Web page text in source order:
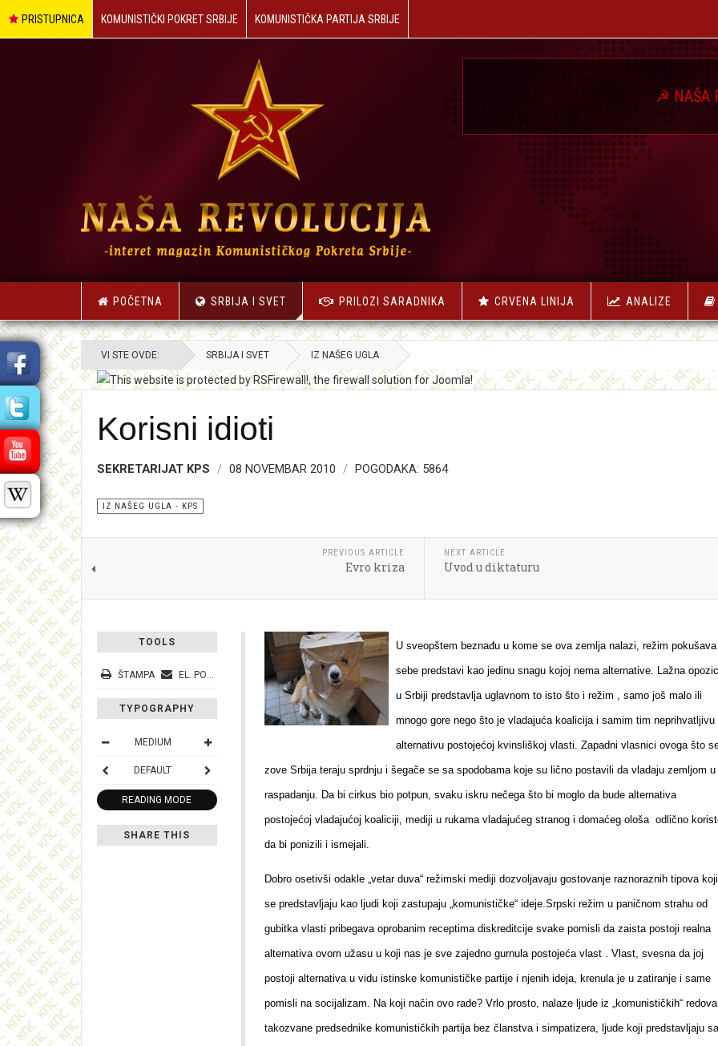
PRISTUPNICA KOMUNISTIČKI POKRET SRBIJE KOMUNISTIČKA PARTIJA SRBIJE
NAŠA
POČETNA SRBIJA I SVET PRILOZI SARADNIKA CRVENA LINIJA ANALIZE
VI STE OVDE: SRBIJA I SVET IZ NAŠEG UGLA
Korisni idioti
SEKRETARIJAT KPS 08 NOVEMBAR 2010 POGODAKA: 5864
IZ NAŠEG UGLA - KPS
PREVIOUS ARTICLE
Evro kriza
NEXT ARTICLE
Uvod u diktaturu
TOOLS
ŠTAMPA EL. POŠTA
TYPOGRAPHY
MEDIUM
DEFAULT
READING MODE
SHARE THIS
U sveopštem beznađu u kome se ova zemlja nalazi, režim pokušava
sebe predstavi kao jedinu snagu kojoj nema alternative. Lažna
u Srbiji predstavlja uglavnom to isto što i režim , samo još malo ili
mnogo gore nego što je vladajuća koalicija i samim tim neprihvatljivu
alternativu postojećoj kvinsliškoj vlasti. Zapadni vlasnici ovoga što
zove Srbija teraju sprdnju i šegače se sa spodobama koje su lično postavili da vladaju zemljom u
raspadanju. Da bi cirkus bio potpun, svaku iskru nečega što bi moglo da bude alternativa
postojećoj vladajućoj koaliciji, mediji u rukama vladajućeg stranog i domaćeg ološa odlično
da bi ponizili i ismejali.
Dobro osetivši odakle „vetar duva“ režimski mediji dozvoljavaju gostovanje raznoraznih tipova koji
se predstavljaju kao ljudi koji zastupaju „komunističke“ ideje.Srpski režim u paničnom strahu od
gubitka vlasti pribegava oprobanim receptima diskreditcije svake pomisli da zaista postoji realna
alternativa ovom užasu u koji nas je sve zajedno gurnula postojeća vlast . Vlast, svesna da joj
postoji alternativa u vidu istinske komunističke partije i njenih ideja, krenula je u zatiranje i same
pomisli na socijalizam. Na koji način ovo rade? Vrlo prosto, nalaze ljude iz „komunističkih“
takozvane predsednike komunističkih partija bez članstva i simpatizera, ljude koji predstavljaju